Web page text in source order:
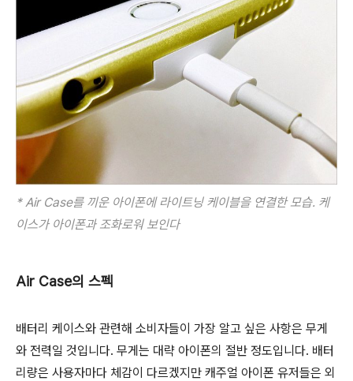
* Air Case를 끼운 아이폰에 라이트닝 케이블을 연결한 모습. 케
이스가 아이폰과 조화로워 보인다
Air Case의 스펙
배터리 케이스와 관련해 소비자들이 가장 알고 싶은 사항은 무게
와 전력일 것입니다. 무게는 대략 아이폰의 절반 정도입니다. 배터
리량은 사용자마다 체감이 다르겠지만 캐주얼 아이폰 유저들은 외